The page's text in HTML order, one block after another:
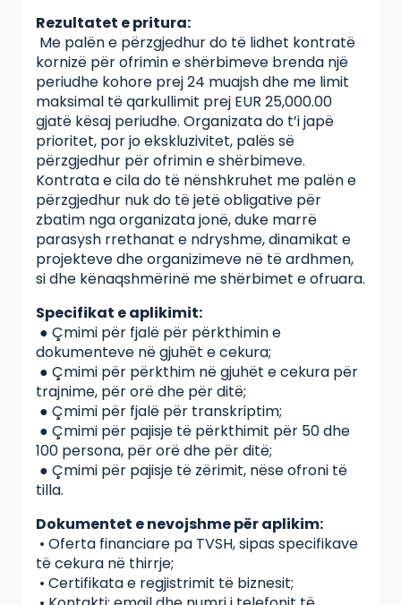
Rezultatet e pritura:
Me palën e përzgjedhur do të lidhet kontratë
kornizë për ofrimin e shërbimeve brenda një
periudhe kohore prej 24 muajsh dhe me limit
maksimal të qarkullimit prej EUR 25,000.00
gjatë kësaj periudhe. Organizata do t’i japë
prioritet, por jo ekskluzivitet, palës së
përzgjedhur për ofrimin e shërbimeve.
Kontrata e cila do të nënshkruhet me palën e
përzgjedhur nuk do të jetë obligative për
zbatim nga organizata jonë, duke marrë
parasysh rrethanat e ndryshme, dinamikat e
projekteve dhe organizimeve në të ardhmen,
si dhe kënaqshmërinë me shërbimet e ofruara.
Specifikat e aplikimit:
● Çmimi për fjalë për përkthimin e
dokumenteve në gjuhët e cekura;
● Çmimi për përkthim në gjuhët e cekura për
trajnime, për orë dhe për ditë;
● Çmimi për fjalë për transkriptim;
● Çmimi për pajisje të përkthimit për 50 dhe
100 persona, për orë dhe për ditë;
● Çmimi për pajisje të zërimit, nëse ofroni të
tilla.
Dokumentet e nevojshme për aplikim:
• Oferta financiare pa TVSH, sipas specifikave
të cekura në thirrje;
• Certifikata e regjistrimit të biznesit;